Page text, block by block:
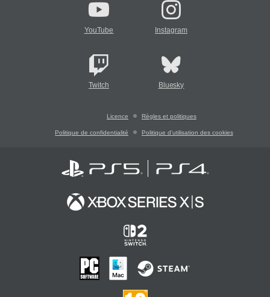
YouTube Instagram
Twitch Bluesky
Licence Règles et politiques
Politique de confidentialité Politique d'utilisation des cookies